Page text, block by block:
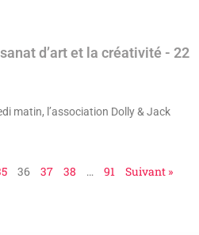
d’art et la créativité - 22
matin, l’association Dolly & Jack
36 37 38 … 91 Suivant »